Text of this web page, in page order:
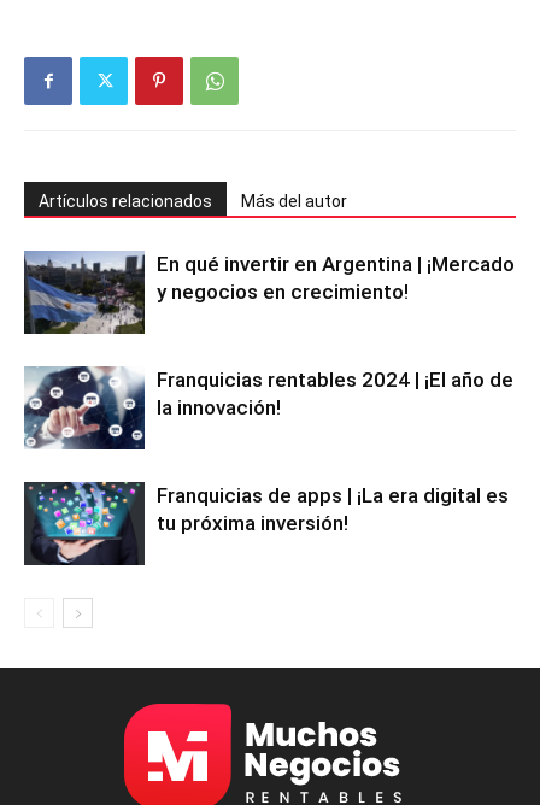
Artículos relacionados Más del autor
En qué invertir en Argentina | ¡Mercado
y negocios en crecimiento!
Franquicias rentables 2024 | ¡El año de
la innovación!
Franquicias de apps | ¡La era digital es
tu próxima inversión!